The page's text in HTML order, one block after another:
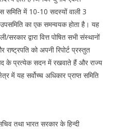
समिति में 10-10 सदस्यों वाली 3
का एक समन्वयक होता है। यह
द्वारा वित्त पोषित सभी संस्थानों
को अपनी रिपोर्ट प्रस्तुत
के प्रत्येक सदन में रखवाते हैं और राज्य
में यह सर्वोच्च अधिकार प्राप्त समिति
तथा भारत सरकार के हिन्दी